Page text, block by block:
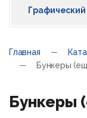
Графический
Главная
Бункеры
Бункеры